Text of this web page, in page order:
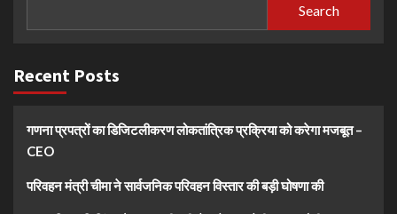
Search
Recent Posts
गणना प्रपत्रों का डिजिटलीकरण लोकतांत्रिक प्रक्रिया को करेगा मजबूत –
CEO
परिवहन मंत्री चीमा ने सार्वजनिक परिवहन विस्तार की बड़ी घोषणा की